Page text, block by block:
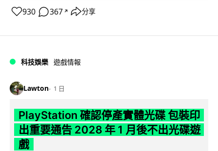
930 367 ↗ 分享
科技娛樂 遊戲情報
Lawton 1 日
PlayStation 確認停產實體光碟 包裝印
出重要通告 2028 年 1 月後不出光碟遊
戲